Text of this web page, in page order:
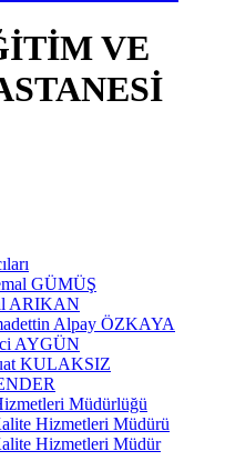
VE
GÜMÜŞ
ARIKAN
Alpay ÖZKAYA
AYGÜN
KULAKSIZ
Müdürlüğü
Hizmetleri Müdürü
Hizmetleri Müdür